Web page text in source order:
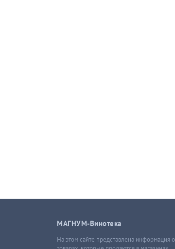
МАГНУМ-Винотека
На этом сайте представлена информация о